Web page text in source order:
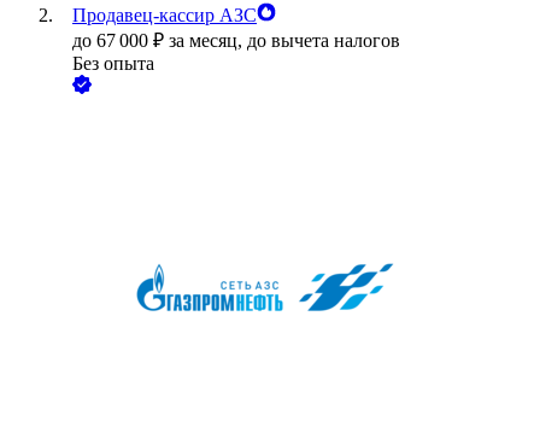
Продавец-кассир АЗС
до 67 000 ₽ за месяц, до вычета налогов
Без опыта